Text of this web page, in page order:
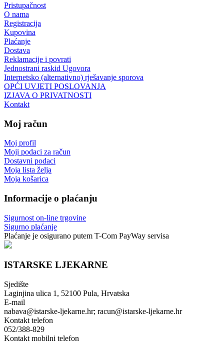
Pristupačnost
O nama
Registracija
Kupovina
Plaćanje
Dostava
Reklamacije i povrati
Jednostrani raskid Ugovora
Internetsko (alternativno) rješavanje sporova
OPĆI UVJETI POSLOVANJA
IZJAVA O PRIVATNOSTI
Kontakt
Moj račun
Moj profil
Moji podaci za račun
Dostavni podaci
Moja lista želja
Moja košarica
Informacije o plaćanju
Sigurnost on-line trgovine
Sigurno plaćanje
Plaćanje je osigurano putem T-Com PayWay servisa
ISTARSKE LJEKARNE
Sjedište
Laginjina ulica 1, 52100 Pula, Hrvatska
E-mail
nabava@istarske-ljekarne.hr; racun@istarske-ljekarne.hr
Kontakt telefon
052/388-829
Kontakt mobilni telefon